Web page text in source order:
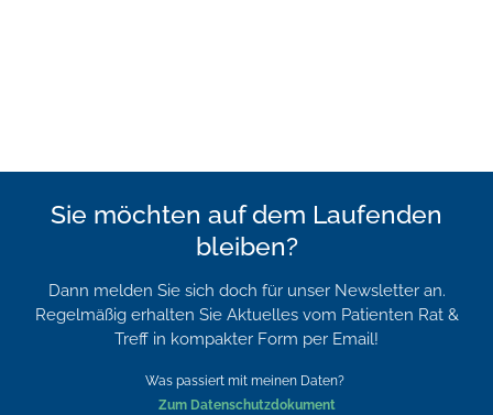
Sie möchten auf dem Laufenden
bleiben?
Dann melden Sie sich doch für unser Newsletter an.
Regelmäßig erhalten Sie Aktuelles vom Patienten Rat &
Treff in kompakter Form per Email!
Was passiert mit meinen Daten?
Zum Datenschutzdokument